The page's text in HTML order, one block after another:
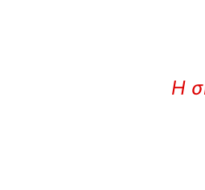
Η